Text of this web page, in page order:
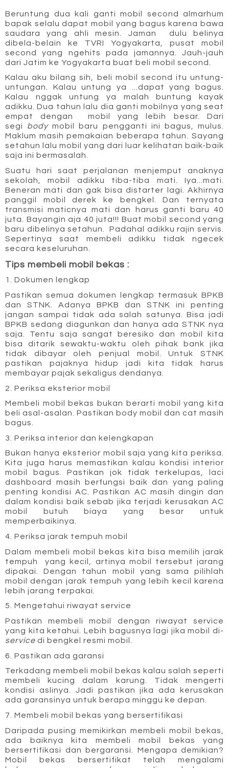
Beruntung dua kali ganti mobil second almarhum
bapak selalu dapat mobil yang bagus karena bawa
saudara yang ahli mesin. Jaman  dulu belinya
dibela-belain ke TVRI Yogyakarta, pusat mobil
second yang ngehits pada jamannya. Jauh-jauh
dari Jatim ke Yogyakarta buat beli mobil second.
Kalau aku bilang sih, beli mobil second itu untung-
untungan. Kalau untung ya ...dapat yang bagus.
Kalau nggak untung ya malah buntung kayak
adikku. Dua tahun lalu dia ganti mobilnya yang seat
empat dengan  mobil yang lebih besar. Dari
segi body mobil baru pengganti ini bagus, mulus.
Maklum masih pemakaian beberapa tahun. Sayang
setahun lalu mobil yang dari luar kelihatan baik-baik
saja ini bermasalah.
Suatu hari saat perjalanan menjemput anaknya
sekolah, mobil adikku tiba-tiba mati. Iya...mati.
Beneran mati dan gak bisa distarter lagi. Akhirnya
panggil mobil derek ke bengkel. Dan ternyata
transmisi maticnya mati dan harus ganti baru 40
juta. Bayangin aja 40 juta!!! Buat mobil second yang
baru dibelinya setahun.  Padahal adikku rajin servis.
Sepertinya saat membeli adikku tidak ngecek
secara keseluruhan.
Tips membeli mobil bekas :
1. Dokumen lengkap
Pastikan semua dokumen lengkap termasuk BPKB
dan STNK. Adanya BPKB dan STNK ini penting
jangan sampai tidak ada salah satunya. Bisa jadi
BPKB sedang diagunkan dan hanya ada STNK nya
saja. Tentu saja sangat beresiko dan mobil kita
bisa ditarik sewaktu-waktu oleh pihak bank jika
tidak dibayar oleh penjual mobil. Untuk STNK
pastikan pajaknya hidup jadi kita tidak harus
membayar pajak sekaligus dendanya.
2. Periksa eksterior mobil
Membeli mobil bekas bukan berarti mobil yang kita
beli asal-asalan. Pastikan body mobil dan cat masih
bagus.
3. Periksa interior dan kelengkapan
Bukan hanya eksterior mobil saja yang kita periksa.
Kita juga harus memastikan kalau kondisi interior
mobil bagus. Pastikan jok tidak terkelupas, laci
dashboard masih berfungsi baik dan yang paling
penting kondisi AC. Pastikan AC masih dingin dan
dalam kondisi baik sebab jika terjadi kerusakan AC
mobil butuh biaya yang besar untuk
memperbaikinya.
4. Periksa jarak tempuh mobil
Dalam membeli mobil bekas kita bisa memilih jarak
tempuh  yang kecil, artinya mobil tersebut jarang
dipakai. Dengan tahun mobil yang sama pilihlah
mobil dengan jarak tempuh yang lebih kecil karena
lebih jarang terpakai.
5. Mengetahui riwayat service
Pastikan membeli mobil dengan riwayat service
yang kita ketahui. Lebih bagusnya lagi jika mobil di-
service di bengkel resmi mobil.
6. Pastikan ada garansi
Terkadang membeli mobil bekas kalau salah seperti
membeli kucing dalam karung. Tidak mengerti
kondisi aslinya. Jadi pastikan jika ada kerusakan
ada garansinya untuk berapa minggu ke depan.
7. Membeli mobil bekas yang bersertifikasi
Daripada pusing memikirkan membeli mobil bekas,
ada baiknya kita membeli mobil bekas yang
bersertifikasi dan bergaransi. Mengapa demikian?
Mobil bekas bersertifikat telah mengalami